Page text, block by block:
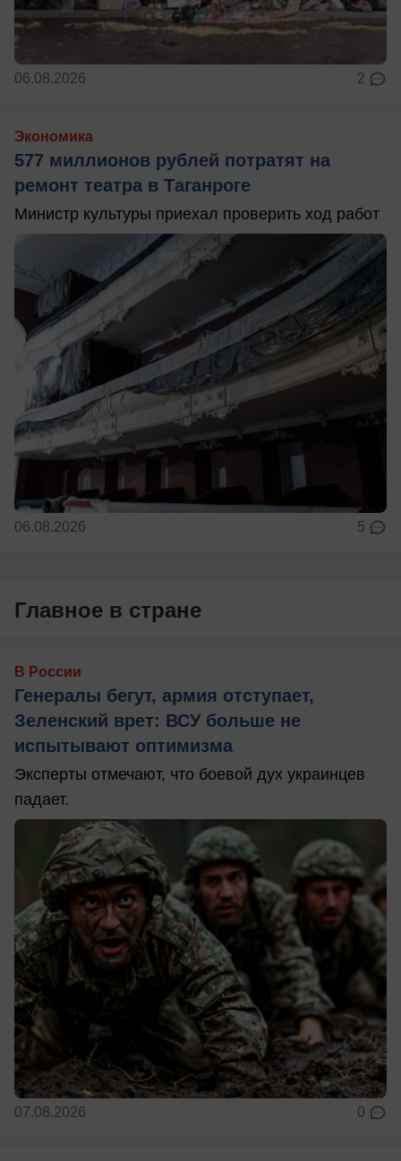
06.08.2026 2
Экономика
577 миллионов рублей потратят на
ремонт театра в Таганроге
Министр культуры приехал проверить ход работ
06.08.2026 5
Главное в стране
В России
Генералы бегут, армия отступает,
Зеленский врет: ВСУ больше не
испытывают оптимизма
Эксперты отмечают, что боевой дух украинцев
падает.
07.08.2026 0